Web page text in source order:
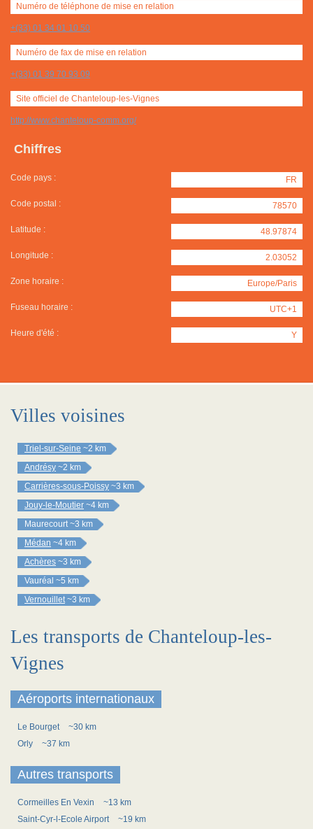
Numéro de téléphone de mise en relation
+(33) 01 34 01 10 50
Numéro de fax de mise en relation
+(33) 01 39 70 93 09
Site officiel de Chanteloup-les-Vignes
http://www.chanteloup-comm.org/
Chiffres
Code pays : FR
Code postal : 78570
Latitude : 48.97874
Longitude : 2.03052
Zone horaire : Europe/Paris
Fuseau horaire : UTC+1
Heure d'été : Y
Villes voisines
Triel-sur-Seine ~2 km
Andrésy ~2 km
Carrières-sous-Poissy ~3 km
Jouy-le-Moutier ~4 km
Maurecourt ~3 km
Médan ~4 km
Achères ~3 km
Vauréal ~5 km
Vernouillet ~3 km
Les transports de Chanteloup-les-
Vignes
Aéroports internationaux
Le Bourget
~30 km
Orly
~37 km
Autres transports
Cormeilles En Vexin
~13 km
Saint-Cyr-l-Ecole Airport
~19 km